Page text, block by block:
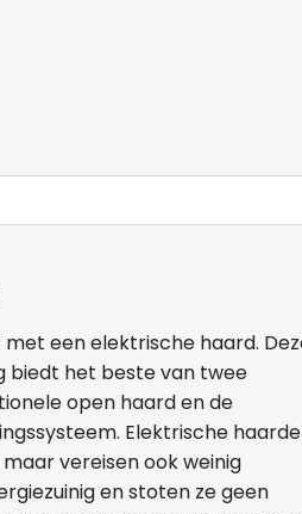
een elektrische haard.
biedt het beste van twee
open haard en de
Elektrische
vereisen ook weinig
en stoten ze geen